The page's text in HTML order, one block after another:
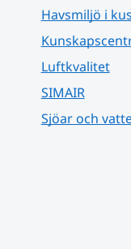
Havsmiljö i
Luftkvalitet
SIMAIR
Sjöar och